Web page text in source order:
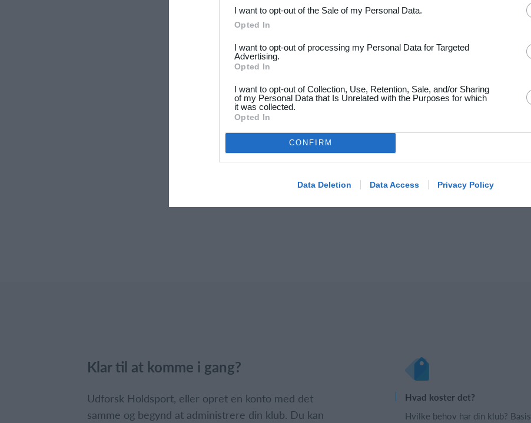
I want to opt-out of the Sale of my Personal Data.
Opted In
I want to opt-out of processing my Personal Data for Targeted
Advertising.
Opted In
I want to opt-out of Collection, Use, Retention, Sale, and/or Sharing
of my Personal Data that Is Unrelated with the Purposes for which
it was collected.
Opted In
CONFIRM
Data Deletion Data Access Privacy Policy
Klar til at komme i gang?
Udforsk Holdsport, eller opret en konto med det
samme og begynd at administrere din klub. Du kan
Hvad koster det?
Hvilke behov har din klub? Basis